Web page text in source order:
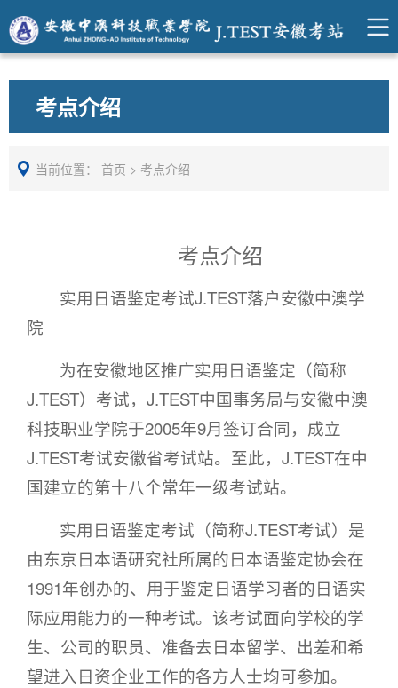
考点介绍
当前位置： 首页 > 考点介绍
考点介绍
实用日语鉴定考试J.TEST落户安徽中澳学
院
为在安徽地区推广实用日语鉴定（简称
J.TEST）考试，J.TEST中国事务局与安徽中澳
科技职业学院于2005年9月签订合同，成立
J.TEST考试安徽省考试站。至此，J.TEST在中
国建立的第十八个常年一级考试站。
实用日语鉴定考试（简称J.TEST考试）是
由东京日本语研究社所属的日本语鉴定协会在
1991年创办的、用于鉴定日语学习者的日语实
际应用能力的一种考试。该考试面向学校的学
生、公司的职员、准备去日本留学、出差和希
望进入日资企业工作的各方人士均可参加。